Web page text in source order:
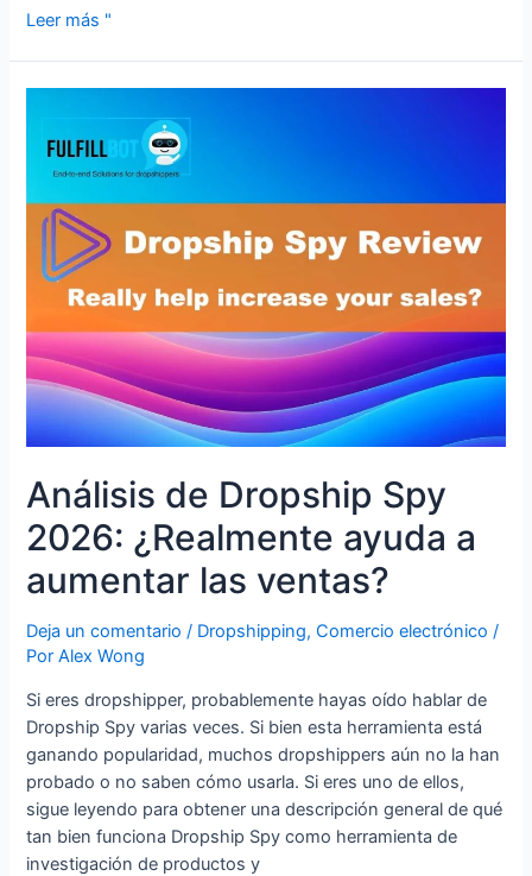
Leer más "
Análisis de Dropship Spy
2026: ¿Realmente ayuda a
aumentar las ventas?
Deja un comentario / Dropshipping,Comercio electrónico /
PorAlex Wong
Si eres dropshipper, probablemente hayas oído hablar de
Dropship Spy varias veces. Si bien esta herramienta está
ganando popularidad, muchos dropshippers aún no la han
probado o no saben cómo usarla. Si eres uno de ellos,
sigue leyendo para obtener una descripción general de qué
tan bien funciona Dropship Spy como herramienta de
investigación de productos y